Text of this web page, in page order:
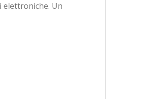
elettroniche. Un